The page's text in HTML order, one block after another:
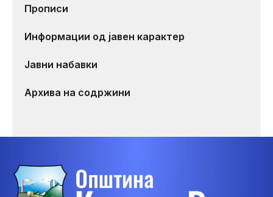
Прописи
Информации од јавен карактер
Јавни набавки
Архива на содржини